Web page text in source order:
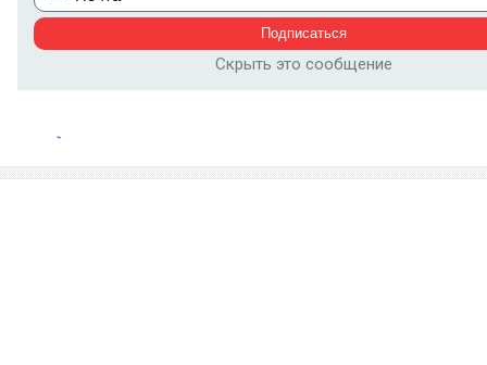
Скрыть это сообщение